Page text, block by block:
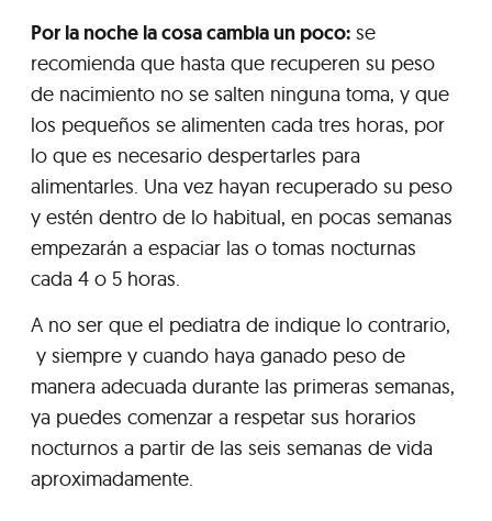
Por la noche la cosa cambia un poco: se
recomienda que hasta que recuperen su peso
de nacimiento no se salten ninguna toma, y que
los pequeños se alimenten cada tres horas, por
lo que es necesario despertarles para
alimentarles. Una vez hayan recuperado su peso
y estén dentro de lo habitual, en pocas semanas
empezarán a espaciar las o tomas nocturnas
cada 4 o 5 horas.
A no ser que el pediatra de indique lo contrario,
y siempre y cuando haya ganado peso de
manera adecuada durante las primeras semanas,
ya puedes comenzar a respetar sus horarios
nocturnos a partir de las seis semanas de vida
aproximadamente.